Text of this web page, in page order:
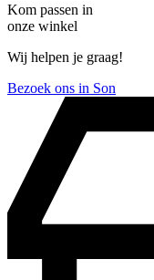
Kom passen in
onze winkel
Wij helpen je graag!
Bezoek ons in Son